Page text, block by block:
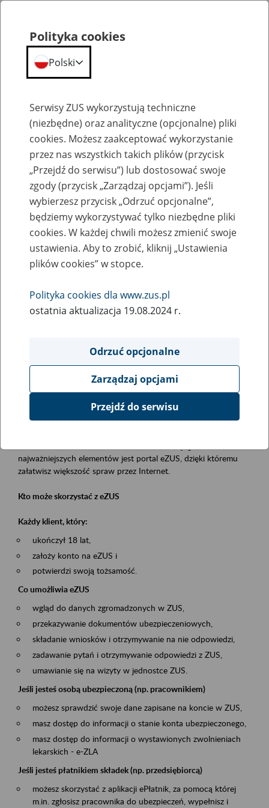
Szkolenia
Zaproś ZUS do siebie - zakładanie profili
eZUS w siedzibie Twojej firmy
Rodzaj wydarzenia
Szkolenia
Obszar merytoryczny
obsługa klientów
Opis wydarzenia
Platforma Usług Elektronicznych eZUS
najważniejszych elementów jest portal eZUS, dzięki któremu
załatwisz większość spraw przez Internet.
Kto może skorzystać z eZUS
Każdy klient, który:
ukończył 18 lat,
założy konto na eZUS i
potwierdzi swoją tożsamość.
Co umożliwia eZUS
wgląd do danych zgromadzonych w ZUS,
przekazywanie dokumentów ubezpieczeniowych,
składanie wniosków i otrzymywanie na nie odpowiedzi,
zadawanie pytań i otrzymywanie odpowiedzi z ZUS,
umawianie się na wizyty w jednostce ZUS.
Jeśli jesteś osobą ubezpieczoną (np. pracownikiem)
możesz sprawdzić swoje dane zapisane na koncie w ZUS,
masz dostęp do informacji o stanie konta ubezpieczonego,
masz dostęp do informacji o wystawionych zwolnieniach
lekarskich - e-ZLA
Jeśli jesteś płatnikiem składek (np. przedsiębiorcą)
możesz skorzystać z aplikacji ePłatnik, za pomocą której
m.in. zgłosisz pracownika do ubezpieczeń, wypełnisz i
Polityka cookies
Polski
Serwisy ZUS wykorzystują techniczne
(niezbędne) oraz analityczne (opcjonalne) pliki
cookies. Możesz zaakceptować wykorzystanie
przez nas wszystkich takich plików (przycisk
„Przejdź do serwisu”) lub dostosować swoje
zgody (przycisk „Zarządzaj opcjami”). Jeśli
wybierzesz przycisk „Odrzuć opcjonalne”,
będziemy wykorzystywać tylko niezbędne pliki
cookies. W każdej chwili możesz zmienić swoje
ustawienia. Aby to zrobić, kliknij „Ustawienia
plików cookies” w stopce.
Polityka cookies dla www.zus.pl
ostatnia aktualizacja 19.08.2024 r.
Odrzuć opcjonalne
Zarządzaj opcjami
Przejdź do serwisu